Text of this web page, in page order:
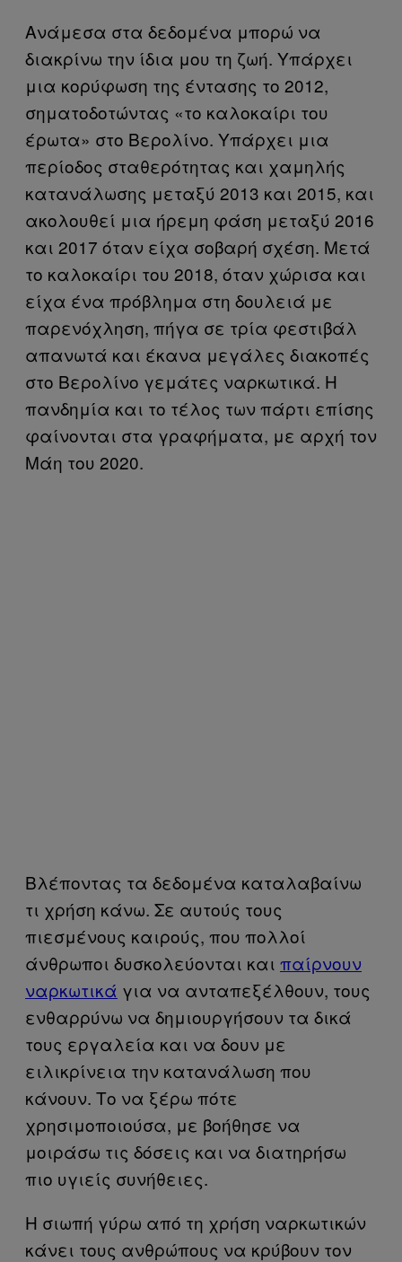
Ανάμεσα στα δεδομένα μπορώ να
διακρίνω την ίδια μου τη ζωή. Υπάρχει
μια κορύφωση της έντασης το 2012,
σηματοδοτώντας «το καλοκαίρι του
έρωτα» στο Βερολίνο. Υπάρχει μια
περίοδος σταθερότητας και χαμηλής
κατανάλωσης μεταξύ 2013 και 2015, και
ακολουθεί μια ήρεμη φάση μεταξύ 2016
και 2017 όταν είχα σοβαρή σχέση. Μετά
το καλοκαίρι του 2018, όταν χώρισα και
είχα ένα πρόβλημα στη δουλειά με
παρενόχληση, πήγα σε τρία φεστιβάλ
απανωτά και έκανα μεγάλες διακοπές
στο Βερολίνο γεμάτες ναρκωτικά. Η
πανδημία και το τέλος των πάρτι επίσης
φαίνονται στα γραφήματα, με αρχή τον
Μάη του 2020.
Βλέποντας τα δεδομένα καταλαβαίνω
τι χρήση κάνω. Σε αυτούς τους
πιεσμένους καιρούς, που πολλοί
άνθρωποι δυσκολεύονται και παίρνουν
ναρκωτικά για να ανταπεξέλθουν, τους
ενθαρρύνω να δημιουργήσουν τα δικά
τους εργαλεία και να δουν με
ειλικρίνεια την κατανάλωση που
κάνουν. Το να ξέρω πότε
χρησιμοποιούσα, με βοήθησε να
μοιράσω τις δόσεις και να διατηρήσω
πιο υγιείς συνήθειες.
Η σιωπή γύρω από τη χρήση ναρκωτικών
κάνει τους ανθρώπους να κρύβουν τον